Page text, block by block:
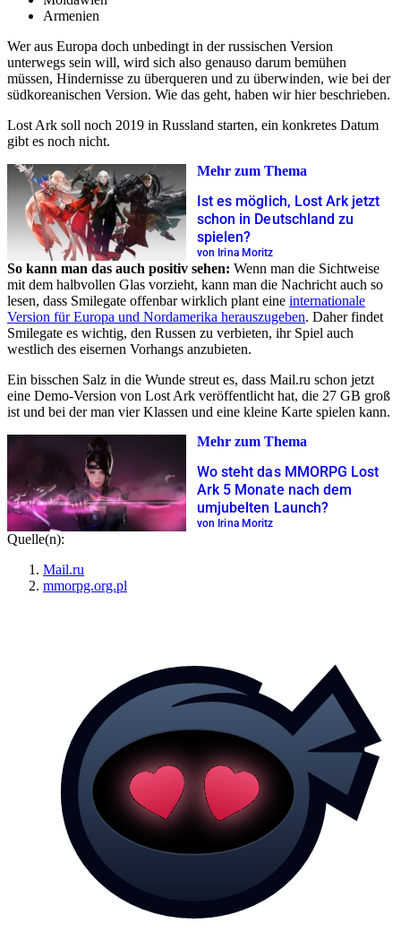
Armenien
Wer aus Europa doch unbedingt in der russischen Version
unterwegs sein will, wird sich also genauso darum bemühen
müssen, Hindernisse zu überqueren und zu überwinden, wie bei der
südkoreanischen Version. Wie das geht, haben wir hier beschrieben.
Lost Ark soll noch 2019 in Russland starten, ein konkretes Datum
gibt es noch nicht.
Mehr zum Thema
Ist es möglich, Lost Ark jetzt
schon in Deutschland zu
spielen?
von Irina Moritz
So kann man das auch positiv sehen: Wenn man die Sichtweise
mit dem halbvollen Glas vorzieht, kann man die Nachricht auch so
lesen, dass Smilegate offenbar wirklich plant eine internationale
Version für Europa und Nordamerika herauszugeben. Daher findet
Smilegate es wichtig, den Russen zu verbieten, ihr Spiel auch
westlich des eisernen Vorhangs anzubieten.
Ein bisschen Salz in die Wunde streut es, dass Mail.ru schon jetzt
eine Demo-Version von Lost Ark veröffentlicht hat, die 27 GB groß
ist und bei der man vier Klassen und eine kleine Karte spielen kann.
Mehr zum Thema
Wo steht das MMORPG Lost
Ark 5 Monate nach dem
umjubelten Launch?
von Irina Moritz
Quelle(n):
Mail.ru
mmorpg.org.pl